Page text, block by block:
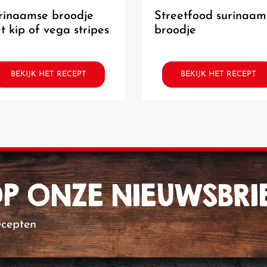
kip of vega stripes
BEKIJK HET RECEPT
streetfood surinaams
broodje
BEKIJK HET RECEPT
ONZE